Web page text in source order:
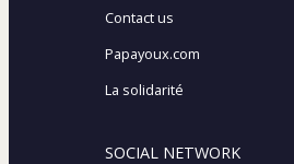
Contact us
Papayoux.com
La solidarité
SOCIAL NETWORK